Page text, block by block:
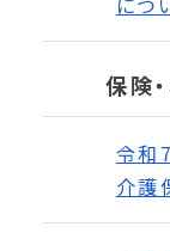
保険
令和
介護